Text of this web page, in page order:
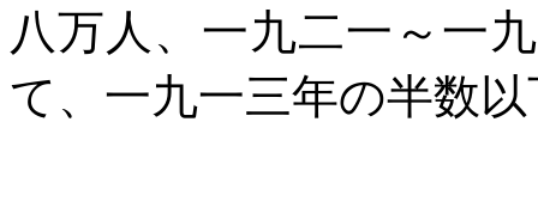
八万人、一九二一～一
て、一九一三年の半数